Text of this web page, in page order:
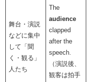
舞台・演説
などに集中
して「聞
く・観る」
人たち
The
audience
clapped
after the
speech.
（演説後、
観客は拍手